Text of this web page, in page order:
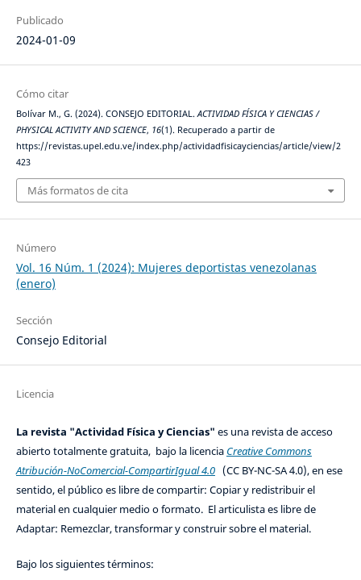
Publicado
2024-01-09
Cómo citar
Bolívar M., G. (2024). CONSEJO EDITORIAL. ACTIVIDAD FÍSICA Y CIENCIAS /
PHYSICAL ACTIVITY AND SCIENCE, 16(1). Recuperado a partir de
https://revistas.upel.edu.ve/index.php/actividadfisicayciencias/article/view/2
423
Más formatos de cita
Número
Vol. 16 Núm. 1 (2024): Mujeres deportistas venezolanas
(enero)
Sección
Consejo Editorial
Licencia
La revista "Actividad Física y Ciencias" es una revista de acceso
abierto totalmente gratuita, bajo la licencia Creative Commons
Atribución-NoComercial-CompartirIgual 4.0(CC BY-NC-SA 4.0), en ese
sentido, el público es libre de compartir: Copiar y redistribuir el
material en cualquier medio o formato. El articulista es libre de
Adaptar: Remezclar, transformar y construir sobre el material.
Bajo los siguientes términos: